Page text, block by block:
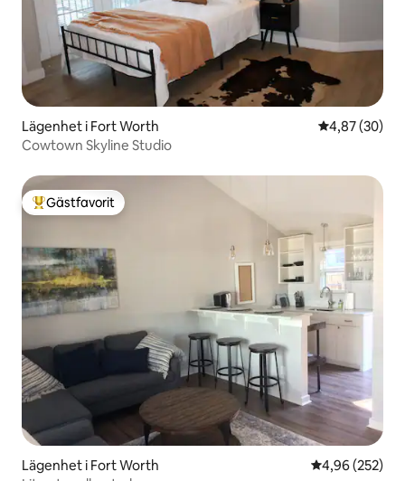
Lägenhet i Fort Worth 4,87 av 5 i
4,87 (30)
Cowtown Skyline Studio
Populär gästfavorit
Gästfavorit
Lägenhet i Fort Worth 4,96 av 5 i
4,96 (252)